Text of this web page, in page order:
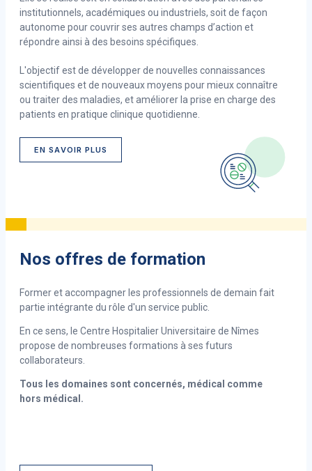
institutionnels, académiques ou industriels, soit de façon
autonome pour couvrir ses autres champs d’action et
répondre ainsi à des besoins spécifiques.
L'objectif est de développer de nouvelles connaissances
scientifiques et de nouveaux moyens pour mieux connaître
ou traiter des maladies, et améliorer la prise en charge des
patients en pratique clinique quotidienne.
EN SAVOIR PLUS
Nos offres de formation
Former et accompagner les professionnels de demain fait
partie intégrante du rôle d'un service public.
En ce sens, le Centre Hospitalier Universitaire de Nîmes
propose de nombreuses formations à ses futurs
collaborateurs.
Tous les domaines sont concernés, médical comme
hors médical.